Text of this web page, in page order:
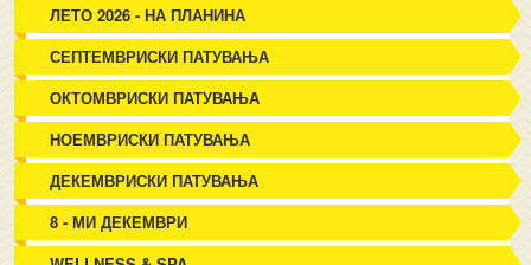
ЛЕТО 2026 - НА ПЛАНИНА
СЕПТЕМВРИСКИ ПАТУВАЊА
ОКТОМВРИСКИ ПАТУВАЊА
НОЕМВРИСКИ ПАТУВАЊА
ДЕКЕМВРИСКИ ПАТУВАЊА
8 - МИ ДЕКЕМВРИ